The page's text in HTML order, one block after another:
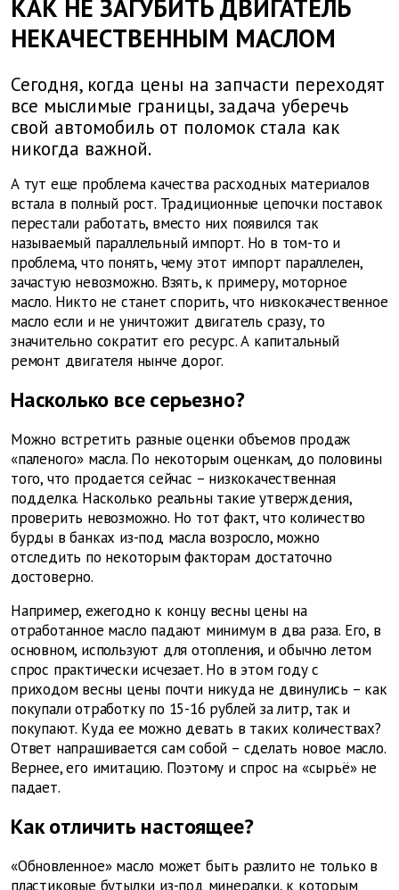
КАК НЕ ЗАГУБИТЬ ДВИГАТЕЛЬ
НЕКАЧЕСТВЕННЫМ МАСЛОМ
Сегодня, когда цены на запчасти переходят
все мыслимые границы, задача уберечь
свой автомобиль от поломок стала как
никогда важной.
А тут еще проблема качества расходных материалов
встала в полный рост. Традиционные цепочки поставок
перестали работать, вместо них появился так
называемый параллельный импорт. Но в том-то и
проблема, что понять, чему этот импорт параллелен,
зачастую невозможно. Взять, к примеру, моторное
масло. Никто не станет спорить, что низкокачественное
масло если и не уничтожит двигатель сразу, то
значительно сократит его ресурс. А капитальный
ремонт двигателя нынче дорог.
Насколько все серьезно?
Можно встретить разные оценки объемов продаж
«паленого» масла. По некоторым оценкам, до половины
того, что продается сейчас – низкокачественная
подделка. Насколько реальны такие утверждения,
проверить невозможно. Но тот факт, что количество
бурды в банках из-под масла возросло, можно
отследить по некоторым факторам достаточно
достоверно.
Например, ежегодно к концу весны цены на
отработанное масло падают минимум в два раза. Его, в
основном, используют для отопления, и обычно летом
спрос практически исчезает. Но в этом году с
приходом весны цены почти никуда не двинулись – как
покупали отработку по 15-16 рублей за литр, так и
покупают. Куда ее можно девать в таких количествах?
Ответ напрашивается сам собой – сделать новое масло.
Вернее, его имитацию. Поэтому и спрос на «сырьё» не
падает.
Как отличить настоящее?
«Обновленное» масло может быть разлито не только в
пластиковые бутылки из-под минералки, к которым